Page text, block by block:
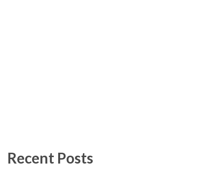
Recent Posts